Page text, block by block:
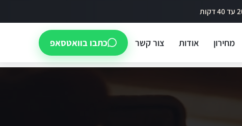
מחירון אודות צור קשר כתבו בוואטסאפ